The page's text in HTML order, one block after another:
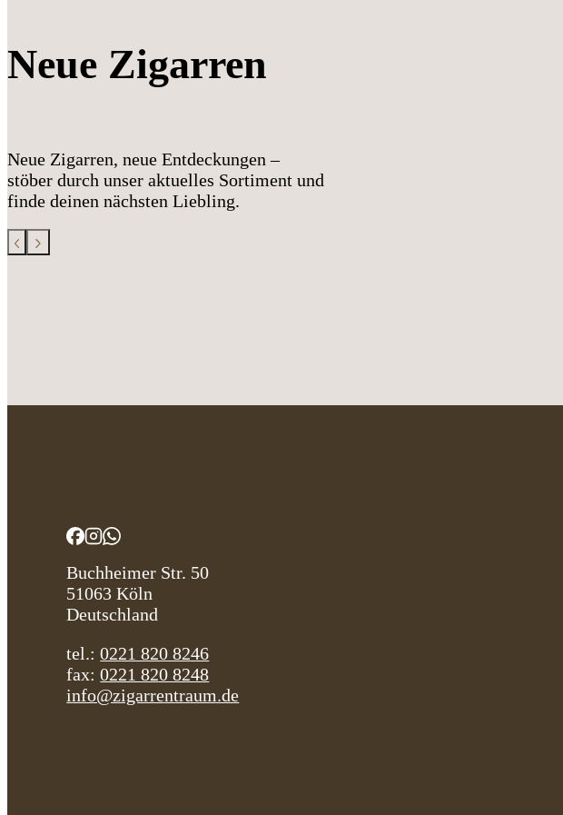
Neue Zigarren
Neue Zigarren, neue Entdeckungen –
stöber durch unser aktuelles Sortiment und
finde deinen nächsten Liebling.
Buchheimer Str. 50
51063 Köln
Deutschland
tel.:0221 820 8246
fax:0221 820 8248
info@zigarrentraum.de